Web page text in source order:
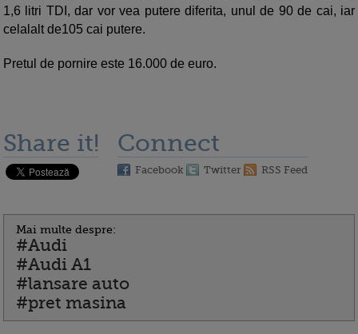
1,6 litri TDI, dar vor vea putere diferita, unul de 90 de cai, iar
celalalt de105 cai putere.
Pretul de pornire este 16.000 de euro.
Share it! Connect
Facebook Twitter RSS Feed
Mai multe despre:
#Audi
#Audi A1
#lansare auto
#pret masina